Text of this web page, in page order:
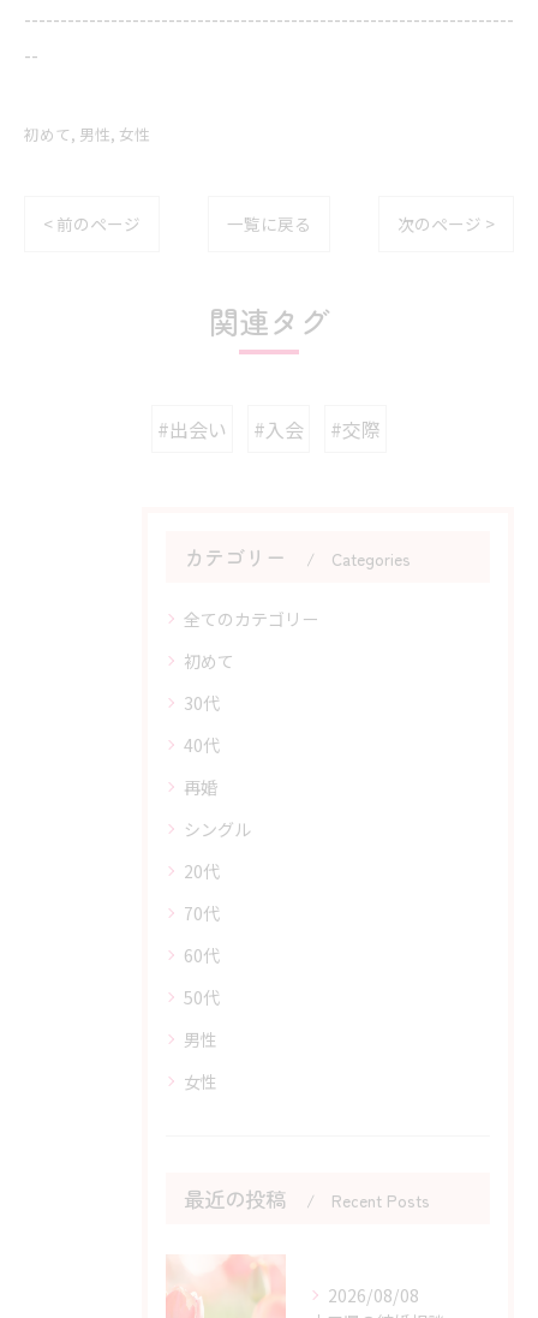
--------------------------------------------------------------------
--
初めて 男性 女性
< 前のページ 一覧に戻る 次のページ >
関連タグ
#出会い #入会 #交際
カテゴリー Categories
全てのカテゴリー
初めて
30代
40代
再婚
シングル
20代
70代
60代
50代
男性
女性
最近の投稿 Recent Posts
2026/08/08